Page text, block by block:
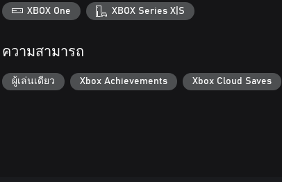
XBOX One XBOX Series X|S
ความสามารถ
ผู้เล่นเดียว Xbox Achievements Xbox Cloud Saves